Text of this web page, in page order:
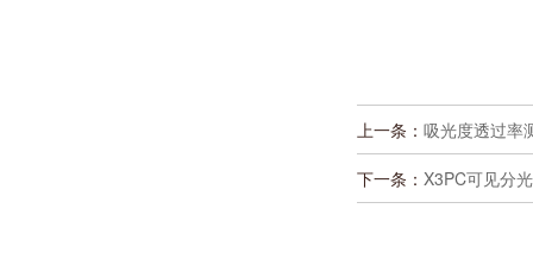
上一条： 吸光度透过率
下一条： X3PC可见分